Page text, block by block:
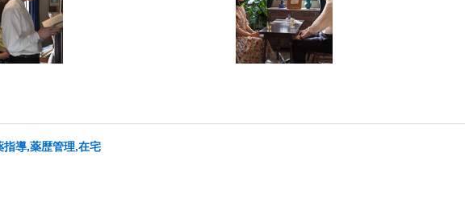
導,薬歴管理,在宅